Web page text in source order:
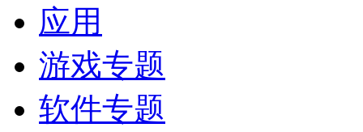
应用
游戏专题
软件专题